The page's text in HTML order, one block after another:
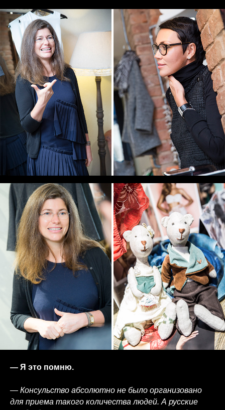
— Я это помню.
— Консульство абсолютно не было организовано
для приема такого количества людей. А русские